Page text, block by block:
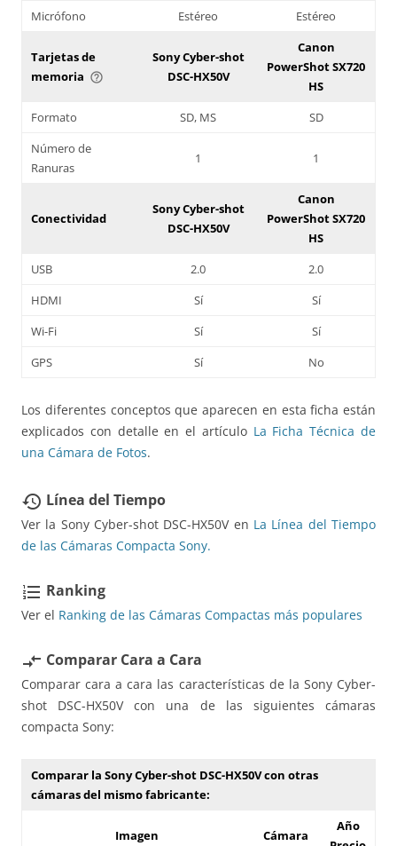
Micrófono
Estéreo Estéreo
Tarjetas de
memoria help_outline
Sony Cyber-shot
DSC-HX50V
Canon
PowerShot SX720
HS
Formato
SD, MS
SD
Número de
Ranuras
1 1
Conectividad
Sony Cyber-shot
DSC-HX50V
Canon
PowerShot SX720
HS
USB
2.0
2.0
HDMI
Sí
Sí
Wi-Fi
Sí
Sí
GPS
Sí No
Los diferentes conceptos que aparecen en esta ficha están
explicados con detalle en el artículo La Ficha Técnica de
una Cámara de Fotos.
restore Línea del Tiempo
Ver la Sony Cyber-shot DSC-HX50V en La Línea del Tiempo
de las Cámaras Compacta Sony.
format_list_numbered Ranking
Ver el Ranking de las Cámaras Compactas más populares
compare_arrows Comparar Cara a Cara
Comparar cara a cara las características de la Sony Cyber-
shot DSC-HX50V con una de las siguientes cámaras
compacta Sony:
Comparar la Sony Cyber-shot DSC-HX50V con otras
cámaras del mismo fabricante:
Imagen Cámara
Año